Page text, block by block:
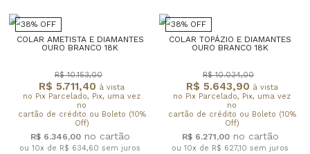
38% OFF
COLAR AMETISTA E DIAMANTES
OURO BRANCO 18K
R$ 5.711,40 à vista
no Pix Parcelado, Pix, uma vez
no
cartão de crédito ou Boleto (10%
Off)
R$ 10.153,00
R$ 6.346,00
ou 10x de R$ 634,60 sem juros
38% OFF
COLAR TOPÁZIO E DIAMANTES
OURO BRANCO 18K
R$ 5.643,90 à vista
no Pix Parcelado, Pix, uma vez
no
cartão de crédito ou Boleto (10%
Off)
R$ 10.034,00
R$ 6.271,00
ou 10x de R$ 627,10 sem juros